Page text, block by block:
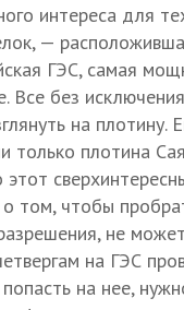
интереса для
—
ГЭС, самая
Все без
на плотину.
только плотина
этот
том, чтобы
не
на ГЭС
на нее,